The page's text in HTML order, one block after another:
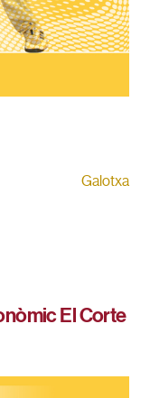
Galotxa
El Corte